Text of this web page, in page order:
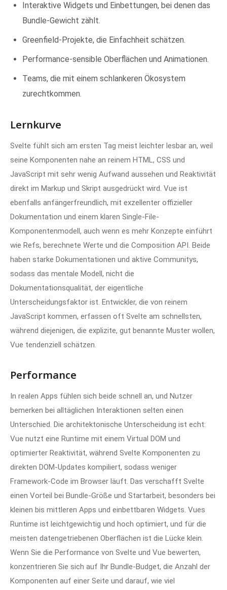
Interaktive Widgets und Einbettungen, bei denen das
Bundle-Gewicht zählt.
Greenfield-Projekte, die Einfachheit schätzen.
Performance-sensible Oberflächen und Animationen.
Teams, die mit einem schlankeren Ökosystem
zurechtkommen.
Lernkurve
Svelte fühlt sich am ersten Tag meist leichter lesbar an, weil
seine Komponenten nahe an reinem HTML, CSS und
JavaScript mit sehr wenig Aufwand aussehen und Reaktivität
direkt im Markup und Skript ausgedrückt wird. Vue ist
ebenfalls anfängerfreundlich, mit exzellenter offizieller
Dokumentation und einem klaren Single-File-
Komponentenmodell, auch wenn es mehr Konzepte einführt
wie Refs, berechnete Werte und die Composition API. Beide
haben starke Dokumentationen und aktive Communitys,
sodass das mentale Modell, nicht die
Dokumentationsqualität, der eigentliche
Unterscheidungsfaktor ist. Entwickler, die von reinem
JavaScript kommen, erfassen oft Svelte am schnellsten,
während diejenigen, die explizite, gut benannte Muster wollen,
Vue tendenziell schätzen.
Performance
In realen Apps fühlen sich beide schnell an, und Nutzer
bemerken bei alltäglichen Interaktionen selten einen
Unterschied. Die architektonische Unterscheidung ist echt:
Vue nutzt eine Runtime mit einem Virtual DOM und
optimierter Reaktivität, während Svelte Komponenten zu
direkten DOM-Updates kompiliert, sodass weniger
Framework-Code im Browser läuft. Das verschafft Svelte
einen Vorteil bei Bundle-Größe und Startarbeit, besonders bei
kleinen bis mittleren Apps und einbettbaren Widgets. Vues
Runtime ist leichtgewichtig und hoch optimiert, und für die
meisten datengetriebenen Oberflächen ist die Lücke klein.
Wenn Sie die Performance von Svelte und Vue bewerten,
konzentrieren Sie sich auf Ihr Bundle-Budget, die Anzahl der
Komponenten auf einer Seite und darauf, wie viel